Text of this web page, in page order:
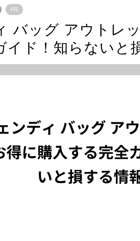
PR
バッグ アウトレ
イド！知らないと